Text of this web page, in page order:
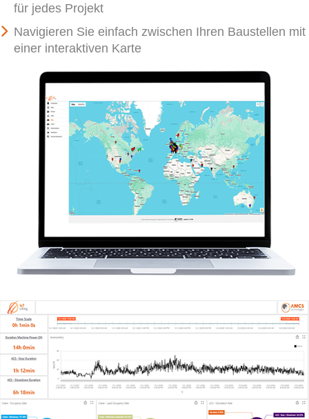
für jedes Projekt
Navigieren Sie einfach zwischen Ihren Baustellen mit
einer interaktiven Karte